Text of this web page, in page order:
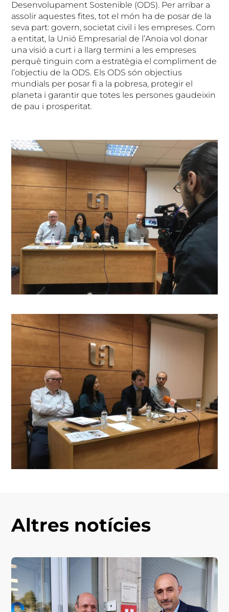
Desenvolupament Sostenible (ODS). Per arribar a
assolir aquestes fites, tot el món ha de posar de la
seva part: govern, societat civil i les empreses. Com
a entitat, la Unió Empresarial de l’Anoia vol donar
una visió a curt i a llarg termini a les empreses
perquè tinguin com a estratègia el compliment de
l’objectiu de la ODS. Els ODS són objectius
mundials per posar fi a la pobresa, protegir el
planeta i garantir que totes les persones gaudeixin
de pau i prosperitat.
Altres notícies